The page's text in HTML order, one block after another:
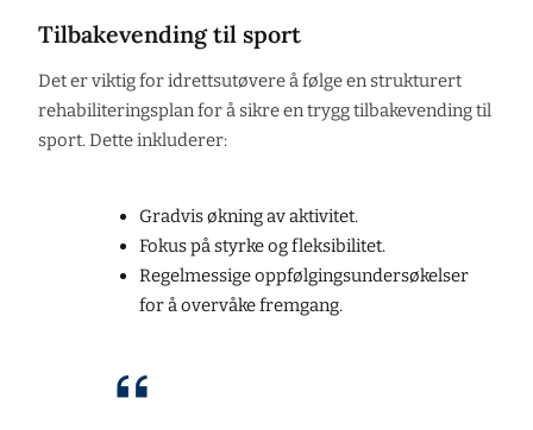
Tilbakevending til sport
Det er viktig for idrettsutøvere å følge en strukturert
rehabiliteringsplan for å sikre en trygg tilbakevending til
sport. Dette inkluderer:
Gradvis økning av aktivitet.
Fokus på styrke og fleksibilitet.
Regelmessige oppfølgingsundersøkelser
for å overvåke fremgang.